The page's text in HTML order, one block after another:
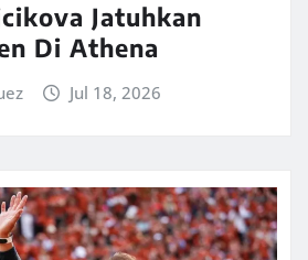
Jatuhkan
Di Athena
Jul 18, 2026